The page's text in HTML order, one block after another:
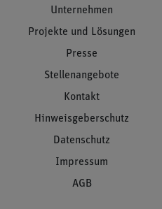
Unternehmen
Projekte und Lösungen
Presse
Stellenangebote
Kontakt
Hinweisgeberschutz
Datenschutz
Impressum
AGB